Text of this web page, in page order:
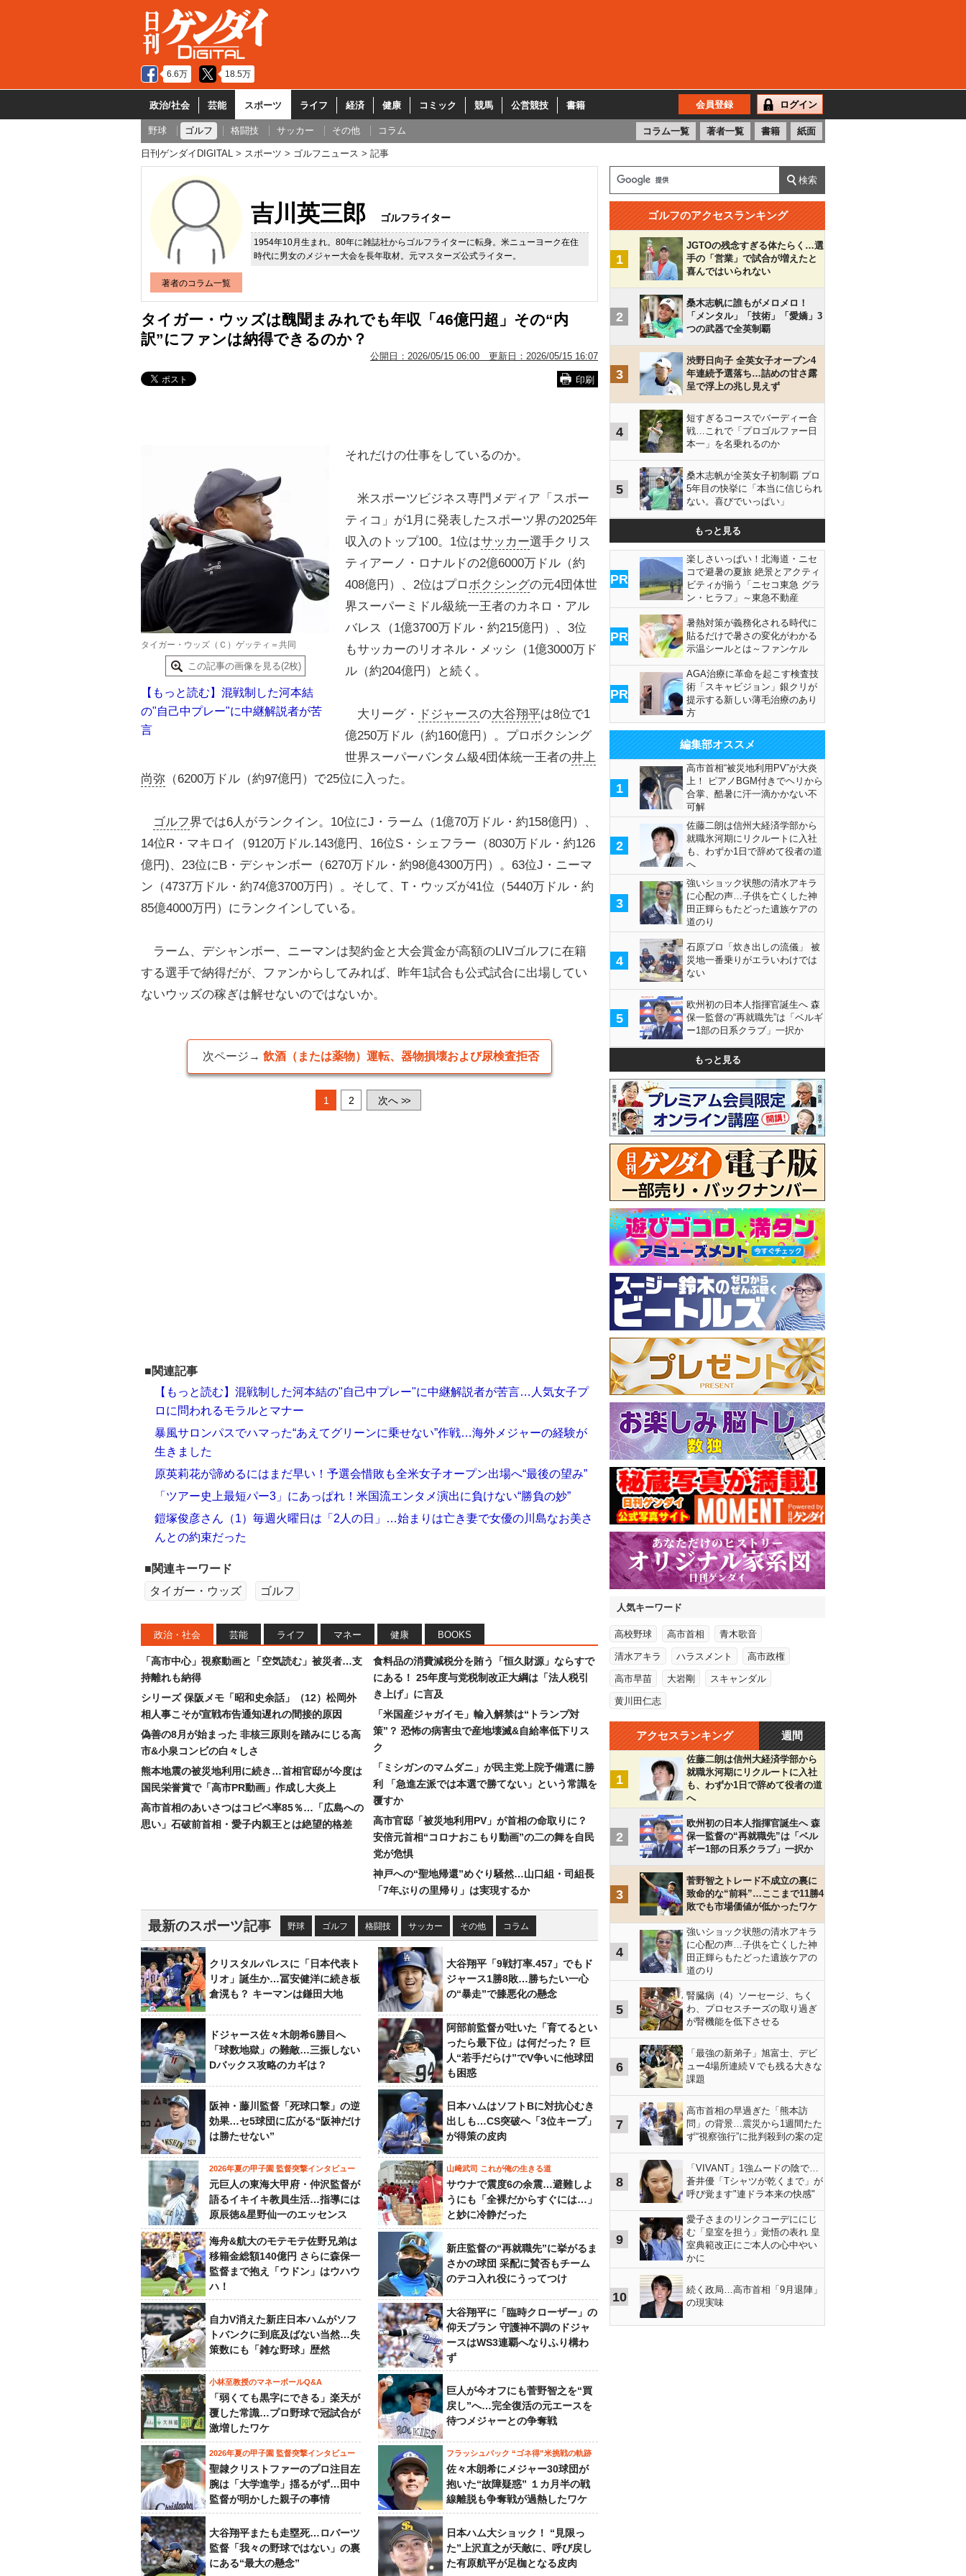
6.6万 18.5万
政治/社会 芸能 スポーツ ライフ 経済 健康 コミック 競馬 公営競技 書籍 会員登録 ログイン
野球 ゴルフ 格闘技 サッカー その他 コラム コラム一覧 著者一覧 書籍 紙面
日刊ゲンダイDIGITAL スポーツ ゴルフニュース 記事
著者のコラム一覧
吉川英三郎 ゴルフライター
1954年10月生まれ。80年に雑誌社からゴルフライターに転身。米ニューヨーク在住
時代に男女のメジャー大会を長年取材。元マスターズ公式ライター。
タイガー・ウッズは醜聞まみれでも年収「46億円超」その“内
訳”にファンは納得できるのか？
公開日： 2026/05/15 06:00 更新日： 2026/05/15 16:07
印刷
タイガー・ウッズ（Ｃ）ゲッティ＝共同
この記事の画像を見る(2枚)
【もっと読む】混戦制した河本結
の"自己中プレー"に中継解説者が苦
言
それだけの仕事をしているのか。
米スポーツビジネス専門メディア「スポー
ティコ」が1月に発表したスポーツ界の2025年
収入のトップ100。1位はサッカー選手クリス
ティアーノ・ロナルドの2億6000万ドル（約
408億円）、2位はプロボクシングの元4団体世
界スーパーミドル級統一王者のカネロ・アル
バレス（1億3700万ドル・約215億円）、3位
もサッカーのリオネル・メッシ（1億3000万ド
ル（約204億円）と続く。
大リーグ・ ドジャースの大谷翔平は8位で1
億250万ドル（約160億円）。プロボクシング
世界スーパーバンタム級4団体統一王者の井上
尚弥 （6200万ドル（約97億円）で25位に入った。
ゴルフ界では6人がランクイン。10位にJ・ラーム（1億70万ドル・約158億円）、
14位R・マキロイ（9120万ドル.143億円、16位S・シェフラー（8030万ドル・約126
億円)、23位にB・デシャンボー（6270万ドル・約98億4300万円）。63位J・ニーマ
ン（4737万ドル・約74億3700万円）。そして、T・ウッズが41位（5440万ドル・約
85億4000万円）にランクインしている。
ラーム、デシャンボー、ニーマンは契約金と大会賞金が高額のLIVゴルフに在籍
する選手で納得だが、ファンからしてみれば、昨年1試合も公式試合に出場してい
ないウッズの稼ぎは解せないのではないか。
次ページ→飲酒（または薬物）運転、器物損壊および尿検査拒否
1 2 次へ >>
■関連記事
【もっと読む】混戦制した河本結の"自己中プレー"に中継解説者が苦言…人気女子プ
ロに問われるモラルとマナー
暴風サロンパスでハマった“あえてグリーンに乗せない”作戦…海外メジャーの経験が
生きました
原英莉花が諦めるにはまだ早い！予選会惜敗も全米女子オープン出場へ“最後の望み”
「ツアー史上最短パー3」にあっぱれ！米国流エンタメ演出に負けない“勝負の妙”
鎧塚俊彦さん（1）毎週火曜日は「2人の日」…始まりは亡き妻で女優の川島なお美さ
んとの約束だった
■関連キーワード
タイガー・ウッズ
ゴルフ
政治・社会 芸能 ライフ マネー 健康 BOOKS
「高市中心」視察動画と「空気読む」被災者…支
持離れも納得
シリーズ 保阪メモ「昭和史余話」（12）松岡外
相人事こそが宣戦布告通知遅れの間接的原因
偽善の8月が始まった 非核三原則を踏みにじる高
市&小泉コンビの白々しさ
熊本地震の被災地利用に続き…首相官邸が今度は
国民栄誉賞で「高市PR動画」作成し大炎上
高市首相のあいさつはコピペ率85％…「広島への
思い」石破前首相・愛子内親王とは絶望的格差
食料品の消費減税分を賄う「恒久財源」ならすで
にある！ 25年度与党税制改正大綱は「法人税引
き上げ」に言及
「米国産ジャガイモ」輸入解禁は“トランプ対
策”？ 恐怖の病害虫で産地壊滅&自給率低下リス
ク
「ミシガンのマムダニ」が民主党上院予備選に勝
利 「急進左派では本選で勝てない」という常識を
覆すか
高市官邸「被災地利用PV」が首相の命取りに？
安倍元首相“コロナおこもり動画”の二の舞を自民
党が危惧
神戸への“聖地帰還”めぐり騒然…山口組・司組長
「7年ぶりの里帰り」は実現するか
最新のスポーツ記事 野球 ゴルフ 格闘技 サッカー その他 コラム
クリスタルパレスに「日本代表ト
リオ」誕生か…冨安健洋に続き板
倉滉も？ キーマンは鎌田大地
大谷翔平「9戦打率.457」でもド
ジャース1勝8敗…勝ちたい一心
の“暴走”で膝悪化の懸念
ドジャース佐々木朗希6勝目へ
「球数地獄」の難敵…三振しない
Dバックス攻略のカギは？
阿部前監督が吐いた「育てるとい
ったら最下位」は何だった？ 巨
人“若手だらけ”でV争いに他球団
も困惑
阪神・藤川監督「死球口撃」の逆
効果…セ5球団に広がる“阪神だけ
は勝たせない”
日本ハムはソフトBに対抗心むき
出しも…CS突破へ「3位キープ」
が得策の皮肉
2026年夏の甲子園 監督突撃インタビュー
元巨人の東海大甲府・仲沢監督が
語るイキイキ教員生活…指導には
原辰徳&星野仙一のエッセンス
山﨑武司 これが俺の生きる道
サウナで震度6の余震…避難しよ
うにも「全裸だからすぐには…」
と妙に冷静だった
海舟&航大のモテモテ佐野兄弟は
移籍金総額140億円 さらに森保一
監督まで抱え「ウドン」はウハウ
ハ！
新庄監督の“再就職先”に挙がるま
さかの球団 采配に賛否もチーム
のテコ入れ役にうってつけ
自力V消えた新庄日本ハムがソフ
トバンクに到底及ばない当然…失
策数にも「雑な野球」歴然
大谷翔平に「臨時クローザー」の
仰天プラン 守護神不調のドジャ
ースはWS3連覇へなりふり構わ
ず
小林至教授のマネーボールQ&A
「弱くても黒字にできる」楽天が
覆した常識…プロ野球で冠試合が
激増したワケ
巨人が今オフにも菅野智之を“買
戻し”へ…完全復活の元エースを
待つメジャーとの争奪戦
2026年夏の甲子園 監督突撃インタビュー
聖隷クリストファーのプロ注目左
腕は「大学進学」揺るがず…田中
監督が明かした親子の事情
フラッシュバック “ゴネ得”米挑戦の軌跡
佐々木朗希にメジャー30球団が
抱いた“故障疑惑” １カ月半の戦
線離脱も争奪戦が過熱したワケ
大谷翔平またも走塁死…ロバーツ
監督「我々の野球ではない」の裏
にある“最大の懸念”
日本ハム大ショック！ “見限っ
た”上沢直之が天敵に、呼び戻し
た有原航平が足枷となる皮肉
ゴルフのアクセスランキング
1
JGTOの残念すぎる体たらく…選
手の「営業」で試合が増えたと
喜んではいられない
2
桑木志帆に誰もがメロメロ！
「メンタル」「技術」「愛嬌」3
つの武器で全英制覇
3
渋野日向子 全英女子オープン4
年連続予選落ち…詰めの甘さ露
呈で浮上の兆し見えず
4
短すぎるコースでバーディー合
戦…これで「プロゴルファー日
本一」を名乗れるのか
5
桑木志帆が全英女子初制覇 プロ
5年目の快挙に「本当に信じられ
ない。喜びでいっぱい」
もっと見る
PR
楽しさいっぱい！北海道・ニセ
コで避暑の夏旅 絶景とアクティ
ビティが揃う「ニセコ東急 グラ
ン・ヒラフ」～東急不動産
PR
暑熱対策が義務化される時代に
貼るだけで暑さの変化がわかる
示温シールとは～ファンケル
PR
AGA治療に革命を起こす検査技
術「スキャビジョン」銀クリが
提示する新しい薄毛治療のあり
方
編集部オススメ
1
高市首相“被災地利用PV”が大炎
上！ ピアノBGM付きでヘリから
合掌、酷暑に汗一滴かかない不
可解
2
佐藤二朗は信州大経済学部から
就職氷河期にリクルートに入社
も、わずか1日で辞めて役者の道
へ
3
強いショック状態の清水アキラ
に心配の声…子供を亡くした神
田正輝らもたどった遺族ケアの
道のり
4
石原プロ「炊き出しの流儀」 被
災地一番乗りがエラいわけでは
ない
5
欧州初の日本人指揮官誕生へ 森
保一監督の“再就職先”は「ベルギ
ー1部の日系クラブ」一択か
もっと見る
人気キーワード
高校野球 高市首相 青木歌音
清水アキラ ハラスメント 高市政権
高市早苗 大岩剛 スキャンダル
黄川田仁志
アクセスランキング 週間
1
佐藤二朗は信州大経済学部から
就職氷河期にリクルートに入社
も、わずか1日で辞めて役者の道
へ
2
欧州初の日本人指揮官誕生へ 森
保一監督の“再就職先”は「ベル
ギー1部の日系クラブ」一択か
3
菅野智之トレード不成立の裏に
致命的な“前科”…ここまで11勝4
敗でも市場価値が低かったワケ
4
強いショック状態の清水アキラ
に心配の声…子供を亡くした神
田正輝らもたどった遺族ケアの
道のり
5
腎臓病（4）ソーセージ、ちく
わ、プロセスチーズの取り過ぎ
が腎機能を低下させる
6
「最強の新弟子」旭富士、デビ
ュー4場所連続Ｖでも残る大きな
課題
7
高市首相の早過ぎた「熊本訪
問」の背景…震災から1週間たた
ず“視察強行”に批判殺到の案の定
8
「VIVANT」1強ムードの陰で…
蒼井優「Tシャツが乾くまで」が
呼び覚ます"連ドラ本来の快感"
9
愛子さまのリンクコーデににじ
む「皇室を担う」覚悟の表れ 皇
室典範改正にご本人の心中やい
かに
10
続く政局…高市首相「9月退陣」
の現実味